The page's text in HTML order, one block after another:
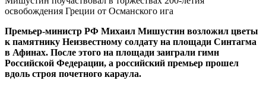
освобождения Греции от Османского ига
Премьер-министр РФ Михаил Мишустин возложил цветы
к памятнику Неизвестному солдату на площади Синтагма
в Афинах. После этого на площади заиграли гимн
Российской Федерации, а российский премьер прошел
вдоль строя почетного караула.